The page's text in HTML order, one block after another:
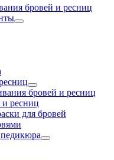
бровей и ресниц
бровей и ресниц
и ресниц
для бровей